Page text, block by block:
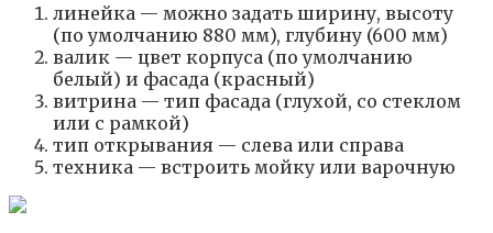
линейка — можно задать ширину, высоту
(по умолчанию 880 мм), глубину (600 мм)
валик — цвет корпуса (по умолчанию
белый) и фасада (красный)
витрина — тип фасада (глухой, со стеклом
или с рамкой)
тип открывания — слева или справа
техника — встроить мойку или варочную